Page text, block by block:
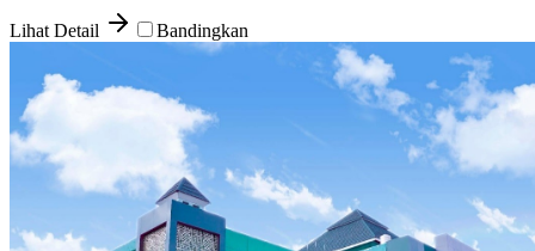
Lihat Detail Bandingkan